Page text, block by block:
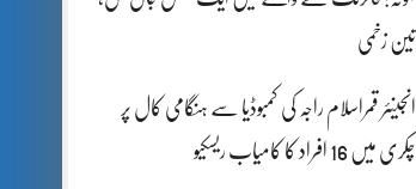
تین زخمی
انجینئر قمراسلام راجہ کی کمبوڈیا سے ہنگامی کال پر
چکری میں 16 افراد کا کامیاب ریسکیو